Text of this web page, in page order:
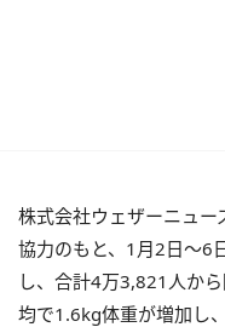
株式会社ウェザーニュ
協力のもと、1月2日～6
し、合計4万3,821人か
均で1.6kg体重が増加し